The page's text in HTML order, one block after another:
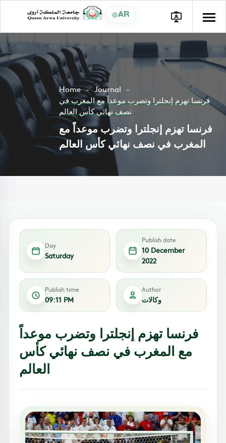
AR
Home
Journal
فرنسا تهزم إنجلترا وتضرب موعداً مع المغرب في
نصف نهائي كأس العالم
فرنسا تهزم إنجلترا وتضرب موعداً مع
المغرب في نصف نهائي كأس العالم
Day
Saturday
Publish date
10 December
2022
Publish time
09:11 PM
Author
وكالات
فرنسا تهزم إنجلترا وتضرب موعداً
مع المغرب في نصف نهائي كأس
العالم